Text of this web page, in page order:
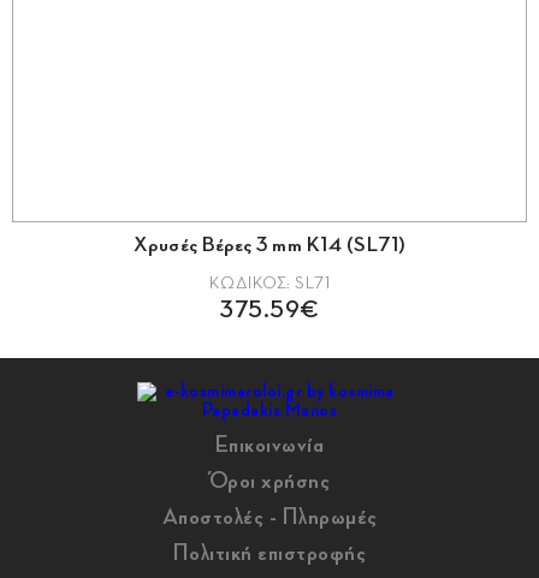
Χρυσές Βέρες 3 mm Κ14 (SL71)
ΚΩΔΙΚΟΣ: SL71
375.59€
Επικοινωνία
Όροι χρήσης
Αποστολές - Πληρωμές
Πολιτική επιστροφής